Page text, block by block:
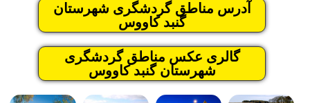
آدرس مناطق گردشگری شهرستان
گنبد کاووس
گالری عکس مناطق گردشگری
شهرستان گنبد کاووس